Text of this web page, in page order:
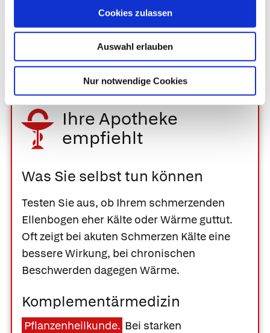
Cookies zulassen
Auswahl erlauben
Nur notwendige Cookies
Ist eine Operation erforderlich, liegen die
Heilungschancen je nach Methode bei 80–90 %.
Ihre Apotheke
empfiehlt
Was Sie selbst tun können
Testen Sie aus, ob Ihrem schmerzenden
Ellenbogen eher Kälte oder Wärme guttut.
Oft zeigt bei akuten Schmerzen Kälte eine
bessere Wirkung, bei chronischen
Beschwerden dagegen Wärme.
Komplementärmedizin
Pflanzenheilkunde. Bei starken